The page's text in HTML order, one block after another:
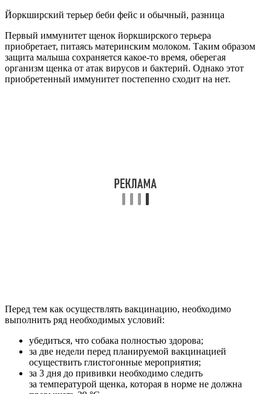
Йоркширский терьер беби фейс и обычный, разница
Первый иммунитет щенок йоркширского терьера
приобретает, питаясь материнским молоком. Таким образом
защита малыша сохраняется какое-то время, оберегая
организм щенка от атак вирусов и бактерий. Однако этот
приобретенный иммунитет постепенно сходит на нет.
Перед тем как осуществлять вакцинацию, необходимо
выполнить ряд необходимых условий:
убедиться, что собака полностью здорова;
за две недели перед планируемой вакцинацией
осуществить глистогонные мероприятия;
за 3 дня до прививки необходимо следить
за температурой щенка, которая в норме не должна